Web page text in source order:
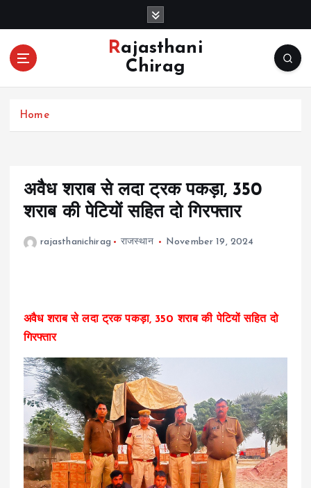
o
Rajasthani
Chirag
Home
अवैध शराब से लदा ट्रक पकड़ा, 350
शराब की पेटियों सहित दो गिरफ्तार
rajasthanichirag राजस्थान November 19, 2024
अवैध शराब से लदा ट्रक पकड़ा, 350 शराब की पेटियों सहित दो
गिरफ्तार